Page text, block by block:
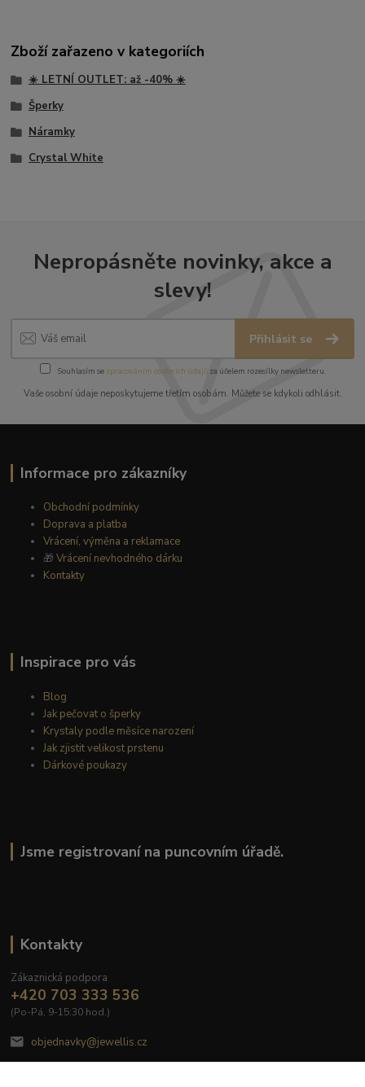
Zboží zařazeno v kategoriích
☀️ LETNÍ OUTLET: až -40% ☀️
Šperky
Náramky
Crystal White
Nepropásněte novinky, akce a
slevy!
Přihlásit se
Souhlasím se zpracováním osobních údajůza účelem rozesílky newsletteru.
Vaše osobní údaje neposkytujeme třetím osobám. Můžete se kdykoli odhlásit.
Informace pro zákazníky
Obchodní podmínky
Doprava a platba
Vrácení, výměna a reklamace
🎁Vrácení nevhodného dárku
Kontakty
Inspirace pro vás
Blog
Jak pečovat o šperky
Krystaly podle měsíce narození
Jak zjistit velikost prstenu
Dárkové poukazy
Jsme registrovaní na puncovním úřadě.
Kontakty
Zákaznická podpora
+420 703 333 536
(Po-Pá, 9-15:30 hod.)
objednavky@jewellis.cz